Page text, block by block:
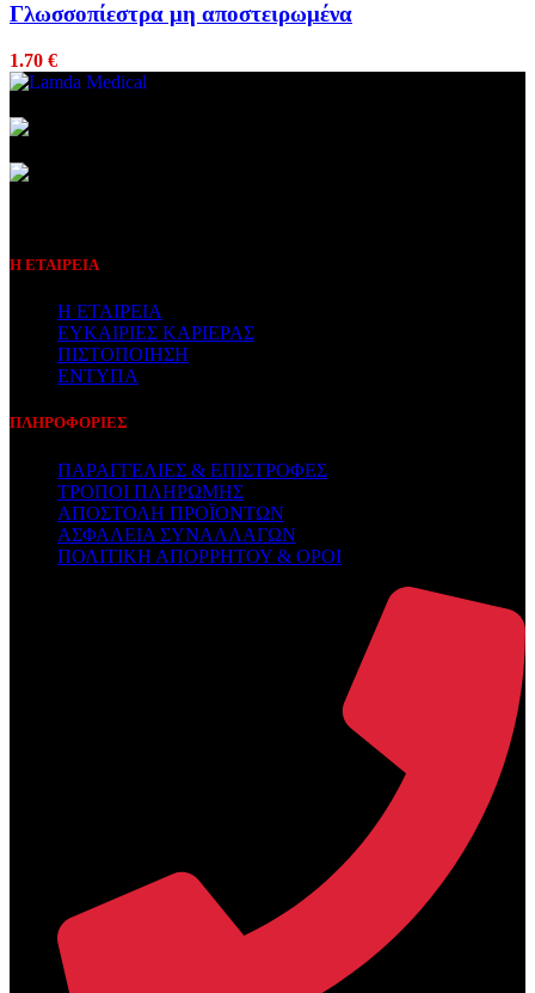
Γλωσσοπίεστρα μη αποστειρωμένα
1.70 €
Η ΕΤΑΙΡΕΙΑ
Η ΕΤΑΙΡΕΙΑ
ΕΥΚΑΙΡΙΕΣ ΚΑΡΙΕΡΑΣ
ΠΙΣΤΟΠΟΙΗΣΗ
ΕΝΤΥΠΑ
ΠΛΗΡΟΦΟΡΙΕΣ
ΠΑΡΑΓΓΕΛΙΕΣ & ΕΠΙΣΤΡΟΦΕΣ
ΤΡΟΠΟΙ ΠΛΗΡΩΜΗΣ
ΑΠΟΣΤΟΛΗ ΠΡΟΪΟΝΤΩΝ
ΑΣΦΑΛΕΙΑ ΣΥΝΑΛΛΑΓΩΝ
ΠΟΛΙΤΙΚΗ ΑΠΟΡΡΗΤΟΥ & ΟΡΟΙ